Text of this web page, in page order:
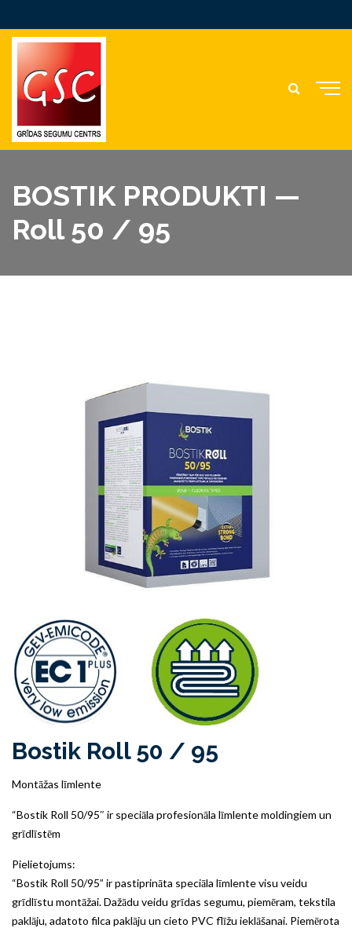
BOSTIK PRODUKTI —
Roll 50 / 95
Bostik Roll 50 / 95
Montāžas līmlente
“Bostik Roll 50/95″ ir speciāla profesionāla līmlente moldingiem un
grīdlīstēm
Pielietojums:
“Bostik Roll 50/95” ir pastiprināta speciāla līmlente visu veidu
grīdlīstu montāžai. Dažādu veidu grīdas segumu, piemēram, tekstila
paklāju, adatoto filca paklāju un cieto PVC flīžu ieklāšanai. Piemērota